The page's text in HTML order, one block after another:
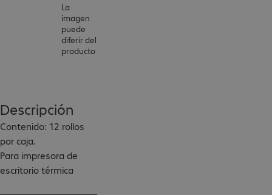
La
imagen
puede
diferir del
producto
Descripción
Contenido: 12 rollos
por caja.
Para impresora de
escritorio térmica